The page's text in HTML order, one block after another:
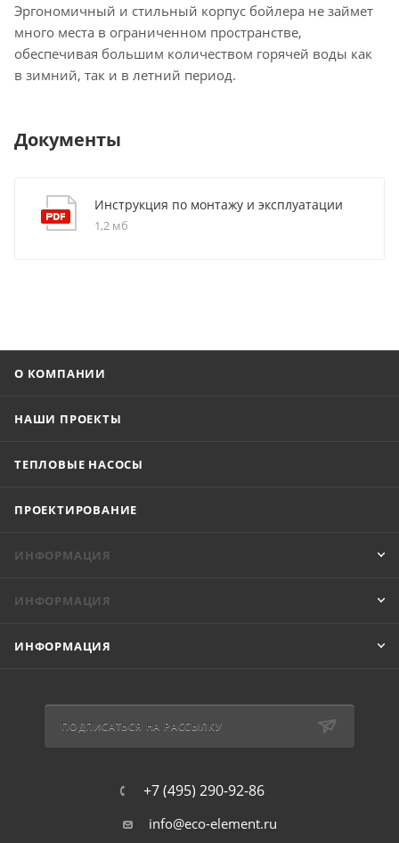
Эргономичный и стильный корпус бойлера не займет
много места в ограниченном пространстве,
обеспечивая большим количеством горячей воды как
в зимний, так и в летний период.
Документы
Инструкция по монтажу и эксплуатации
1,2 мб
О КОМПАНИИ
НАШИ ПРОЕКТЫ
ТЕПЛОВЫЕ НАСОСЫ
ПРОЕКТИРОВАНИЕ
ИНФОРМАЦИЯ
ИНФОРМАЦИЯ
ИНФОРМАЦИЯ
ПОДПИСАТЬСЯ НА РАССЫЛКУ
+7 (495) 290-92-86
info@eco-element.ru